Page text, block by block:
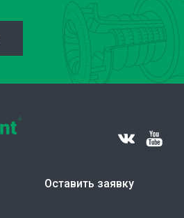
Оставить заявку